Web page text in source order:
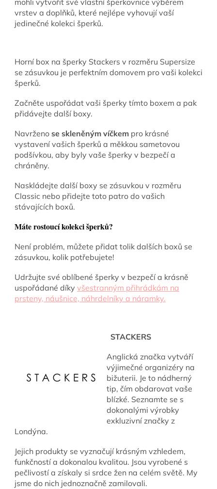
mohli vytvořit své vlastní šperkovnice výběrem
vrstev a doplňků, které nejlépe vyhovují vaší
jedinečné kolekci šperků.
Horní box na šperky Stackers v rozměru Supersize
se zásuvkou je perfektním domovem pro vaši kolekci
šperků.
Začněte uspořádat vaši šperky tímto boxem a pak
přidávejte další boxy.
Navrženo se skleněným víčkem pro krásné
vystavení vašich šperků a měkkou sametovou
podšívkou, aby byly vaše šperky v bezpečí a
chráněny.
Naskládejte další boxy se zásuvkou v rozměru
Classic nebo přidejte toto patro do vašich
stávajících boxů.
Máte rostoucí kolekci šperků?
Není problém, můžete přidat tolik dalších boxů se
zásuvkou, kolik potřebujete!
Udržujte své oblíbené šperky v bezpečí a krásně
uspořádané díky všestranným přihrádkám na
prsteny, náušnice, náhrdelníky a náramky.
STACKERS
Anglická značka vytváří
výjimečné organizéry na
bižuterii. Je to nádherný
tip, čím obdarovat vaše
blízké. Seznamte se s
dokonalými výrobky
exkluzivní značky z
Londýna.
Jejich produkty se vyznačují krásným vzhledem,
funkčností a dokonalou kvalitou. Jsou vyrobené s
pečlivostí a získaly si srdce žen na celém světě. My
jsme do nich jednoznačně zamilovali.